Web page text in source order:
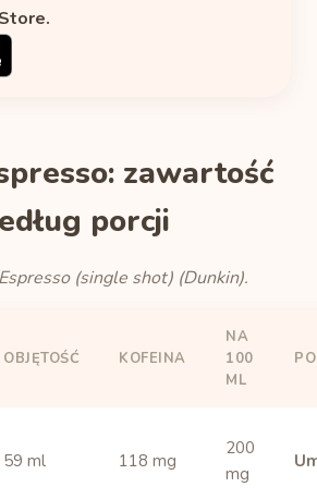
zawartość
porcji
(single shot) (Dunkin).
OBJĘTOŚĆ KOFEINA
NA
100
ML
59 ml 118 mg
200
mg